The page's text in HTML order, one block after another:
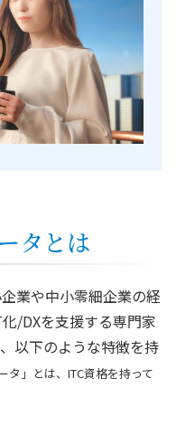
タとは
業や中小零細企業の経
/DXを支援する専門家
以下のような特徴を持
タ」とは、ITC資格を持って